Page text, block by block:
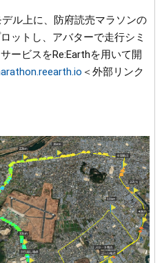
デル上に、防府読売マラソンの
ットし、アバターで走行シミ
ービスをRe:Earthを用いて開
＜外部リンク